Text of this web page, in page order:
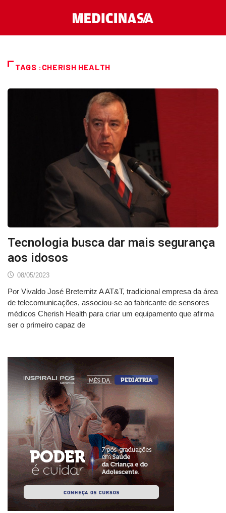
TAGS :CHERISH HEALTH
Tecnologia busca dar mais segurança
aos idosos
08/05/2023
Por Vivaldo José Breternitz A AT&T, tradicional empresa da área
de telecomunicações, associou-se ao fabricante de sensores
médicos Cherish Health para criar um equipamento que afirma
ser o primeiro capaz de